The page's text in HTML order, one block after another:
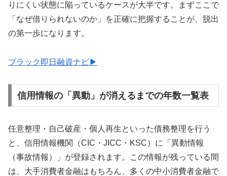
りにくい状態に陥っているケースが大半です。まずここで
「なぜ借りられないのか」を正確に把握することが、脱出
の第一歩になります。
ブラック即日融資ナビ▶
信用情報の「異動」が消えるまでの年数一覧表
任意整理・自己破産・個人再生といった債務整理を行う
と、信用情報機関（CIC・JICC・KSC）に「異動情報
（事故情報）」が登録されます。この情報が残っている間
は、大手消費者金融はもちろん、多くの中小消費者金融で